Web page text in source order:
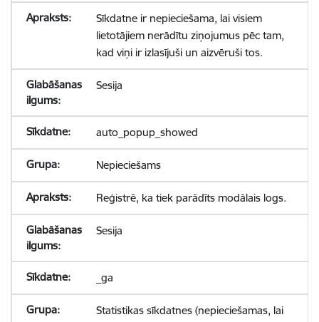
Sīkdatne ir nepieciešama, lai visiem
lietotājiem nerādītu ziņojumus pēc tam,
kad viņi ir izlasījuši un aizvēruši tos.
Sesija
auto_popup_showed
Nepieciešams
Reģistrē, ka tiek parādīts modālais logs.
Sesija
_ga
Statistikas sīkdatnes (nepieciešamas, lai